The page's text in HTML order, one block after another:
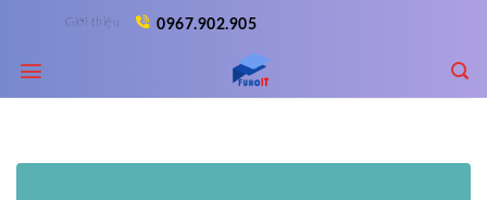
content
Giới thiệu 0967.902.905